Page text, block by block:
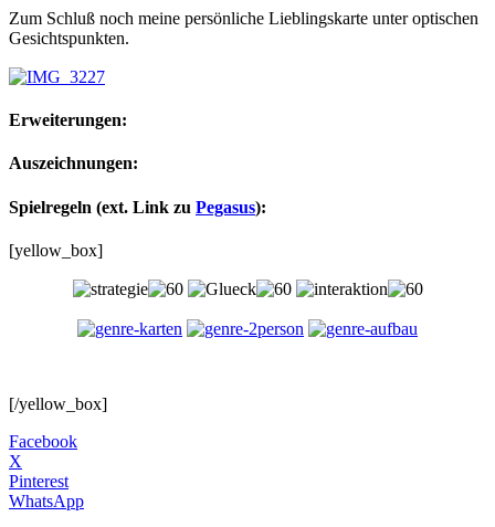
Zum Schluß noch meine persönliche Lieblingskarte unter optischen
Gesichtspunkten.
Erweiterungen:
Auszeichnungen:
Spielregeln (ext. Link zu Pegasus):
[yellow_box]
[/yellow_box]
Facebook
X
Pinterest
WhatsApp